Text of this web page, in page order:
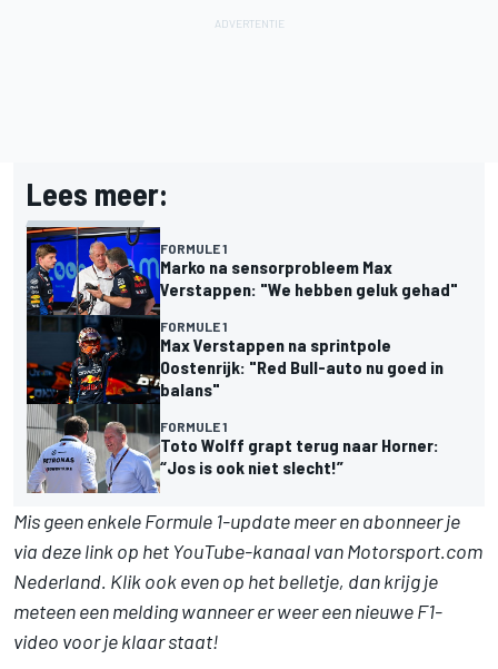
Lees meer:
FORMULE 1
Marko na sensorprobleem Max
Verstappen: "We hebben geluk gehad"
FORMULE 1
Max Verstappen na sprintpole
Oostenrijk: "Red Bull-auto nu goed in
balans"
FORMULE 1
Toto Wolff grapt terug naar Horner:
“Jos is ook niet slecht!”
Mis geen enkele Formule 1-update meer en abonneer je
via deze linkop het YouTube-kanaal van Motorsport.com
Nederland. Klik ook even op het belletje, dan krijg je
meteen een melding wanneer er weer een nieuwe F1-
video voor je klaar staat!